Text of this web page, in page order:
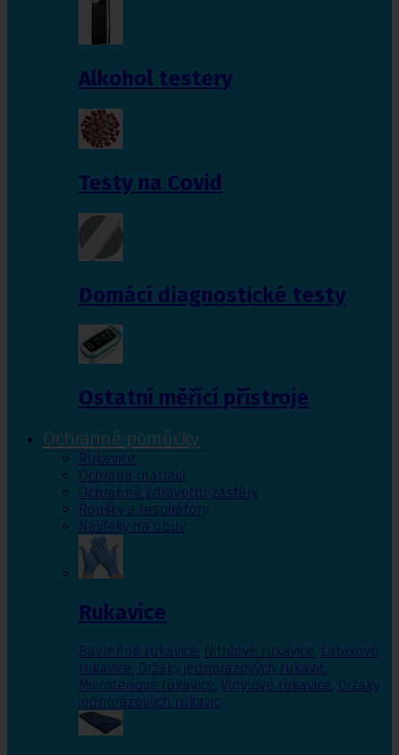
Alkohol testery
Testy na Covid
Domácí diagnostické testy
Ostatní měřící přístroje
Ochranné pomůcky
Rukavice
Ochrana matrací
Ochranné zdravotní zástěry
Roušky a respirátory
Návleky na obuv
Rukavice
Bavlněné rukavice, Nitrilové rukavice, Latexové
rukavice, Držáky jednorázových rukavic,
Mikrotenové rukavice, Vinylové rukavice, Držáky
jednorázových rukavic